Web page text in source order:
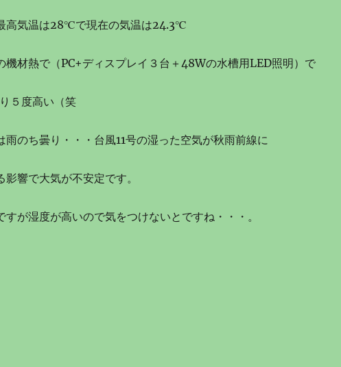
高気温は28℃で現在の気温は24.3℃
機材熱で（PC+ディスプレイ３台＋48Wの水槽用LED照明）で
５度高い（笑
雨のち曇り・・・台風11号の湿った空気が秋雨前線に
影響で大気が不安定です。
すが湿度が高いので気をつけないとですね・・・。